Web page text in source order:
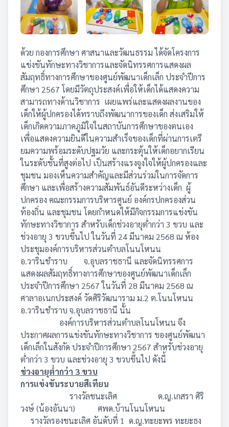
ด้วย กองการศึกษา ศาสนาและวัฒนธรรม ได้จัดโครงการ
แข่งขันทักษะทางวิชาการและจัดนิทรรศการแสดงผล
สัมฤทธิ์ทางการศึกษาของศูนย์พัฒนาเด็กเล็ก ประจำปีการ
ศึกษา 2567 โดยมีวัตถุประสงค์เพื่อให้เด็กได้แสดงความ
สามารถทางด้านวิชาการ เผยแพร่และแสดงผลงานของ
เด็กให้ผู้ปกครองได้ทราบถึงพัฒนาการของเด็ก ส่งเสริมให้
เด็กเกิดความภาคภูมิใจในสถาบันการศึกษาของตนเอง
เพื่อแสดงความยินดีในความสำเร็จของเด็กที่ผ่านการเตรี
ยมความพร้อมระดับปฐมวัย และกระตุ้นให้เด็กอยากเรียน
ในระดับชั้นที่สูงต่อไป เป็นสร้างแรงจูงใจให้ผู้ปกครองและ
ชุมชน มองเห็นความสำคัญและมีส่วนร่วมในการจัดการ
ศึกษา และเพื่อสร้างความสัมพันธ์อันดีระหว่างเด็ก ผู้
ปกครอง คณะกรรมการบริหารศูนย์ องค์กรปกครองส่วน
ท้องถิ่น และชุมชน โดยกำหนดให้มีกิจกรรมการแข่งขัน
ทักษะทางวิชาการ สำหรับเด็กช่วงอายุต่ำกว่า 3 ขวบ และ
ช่วงอายุ 3 ขวบขึ้นไป ในวันที่ 24 มีนาคม 2568 ณ ห้อง
ประชุมองค์การบริหารส่วนตำบลโนนโหนน
อ.วารินชำราบ จ.อุบลราชธานี และจัดนิทรรศการ
แสดงผลสัมฤทธิ์ทางการศึกษาของศูนย์พัฒนาเด็กเล็ก
ประจำปีการศึกษา 2567 ในวันที่ 28 มีนาคม 2568 ณ
ศาลาอเนกประสงค์ วัดศิริวัฒนาราม ม.2 ต.โนนโหนน
อ.วารินชำราบ จ.อุบลราชธานี นั้น
องค์การบริหารส่วนตำบลโนนโหนน จึง
ประกาศผลการแข่งขันทักษะทางวิชาการ ของศูนย์พัฒนา
เด็กเล็กในสังกัด ประจำปีการศึกษา 2567 สำหรับช่วงอายุ
ต่ำกว่า 3 ขวบ และช่วงอายุ 3 ขวบขึ้นไป ดังนี้
ช่วงอายุต่ำกว่า 3 ขวบ
การแข่งขันระบายสีเทียน
รางวัลชนะเลิศ ด.ญ.เกสรา ศิริ
วงษ์ (น้องอันนา) ศพด.บ้านโนนโหนน
รางวัลรองชนะเลิศ อันดับที่ 1 ด.ญ.ทะยะพร ทะยะธง